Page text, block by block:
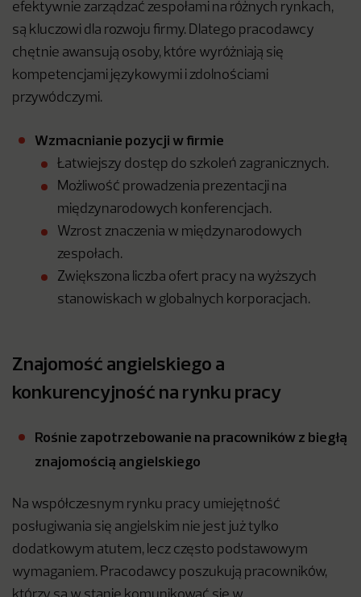
efektywnie zarządzać zespołami na różnych rynkach,
są kluczowi dla rozwoju firmy. Dlatego pracodawcy
chętnie awansują osoby, które wyróżniają się
kompetencjami językowymi i zdolnościami
przywódczymi.
Wzmacnianie pozycji w firmie
Łatwiejszy dostęp do szkoleń zagranicznych.
Możliwość prowadzenia prezentacji na
międzynarodowych konferencjach.
Wzrost znaczenia w międzynarodowych
zespołach.
Zwiększona liczba ofert pracy na wyższych
stanowiskach w globalnych korporacjach.
Znajomość angielskiego a
konkurencyjność na rynku pracy
Rośnie zapotrzebowanie na pracowników z biegłą
znajomością angielskiego
Na współczesnym rynku pracy umiejętność
posługiwania się angielskim nie jest już tylko
dodatkowym atutem, lecz często podstawowym
wymaganiem. Pracodawcy poszukują pracowników,